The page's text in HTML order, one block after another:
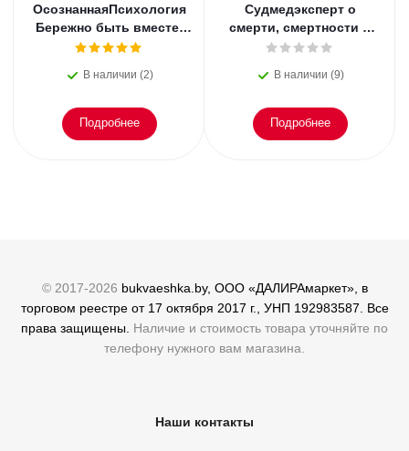
ОсознаннаяПсихология
Бережно быть вместе.
Второе дыхание любви,
эмоциональное
В наличии (2)
Подробнее
Судмедэксперт о
смерти, смертности и
раскрытии
осталось. Блэк
В наличии (9)
Подробнее
© 2017-2026 bukvaeshka.by, ООО «ДАЛИРАмаркет», в
торговом реестре от 17 октября 2017 г., УНП 192983587. Все
права защищены. Наличие и стоимость товара уточняйте по
телефону нужного вам магазина.
Наши контакты